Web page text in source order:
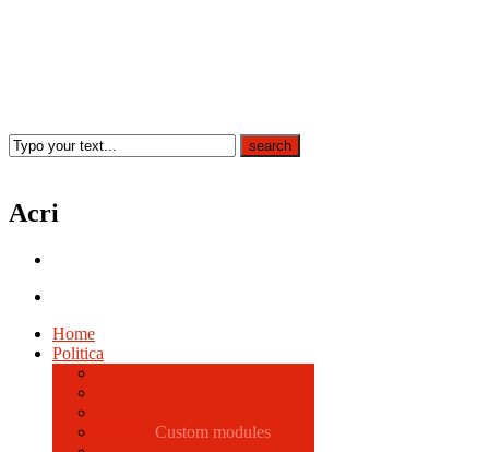
Acri
Home
Politica
Custom modules